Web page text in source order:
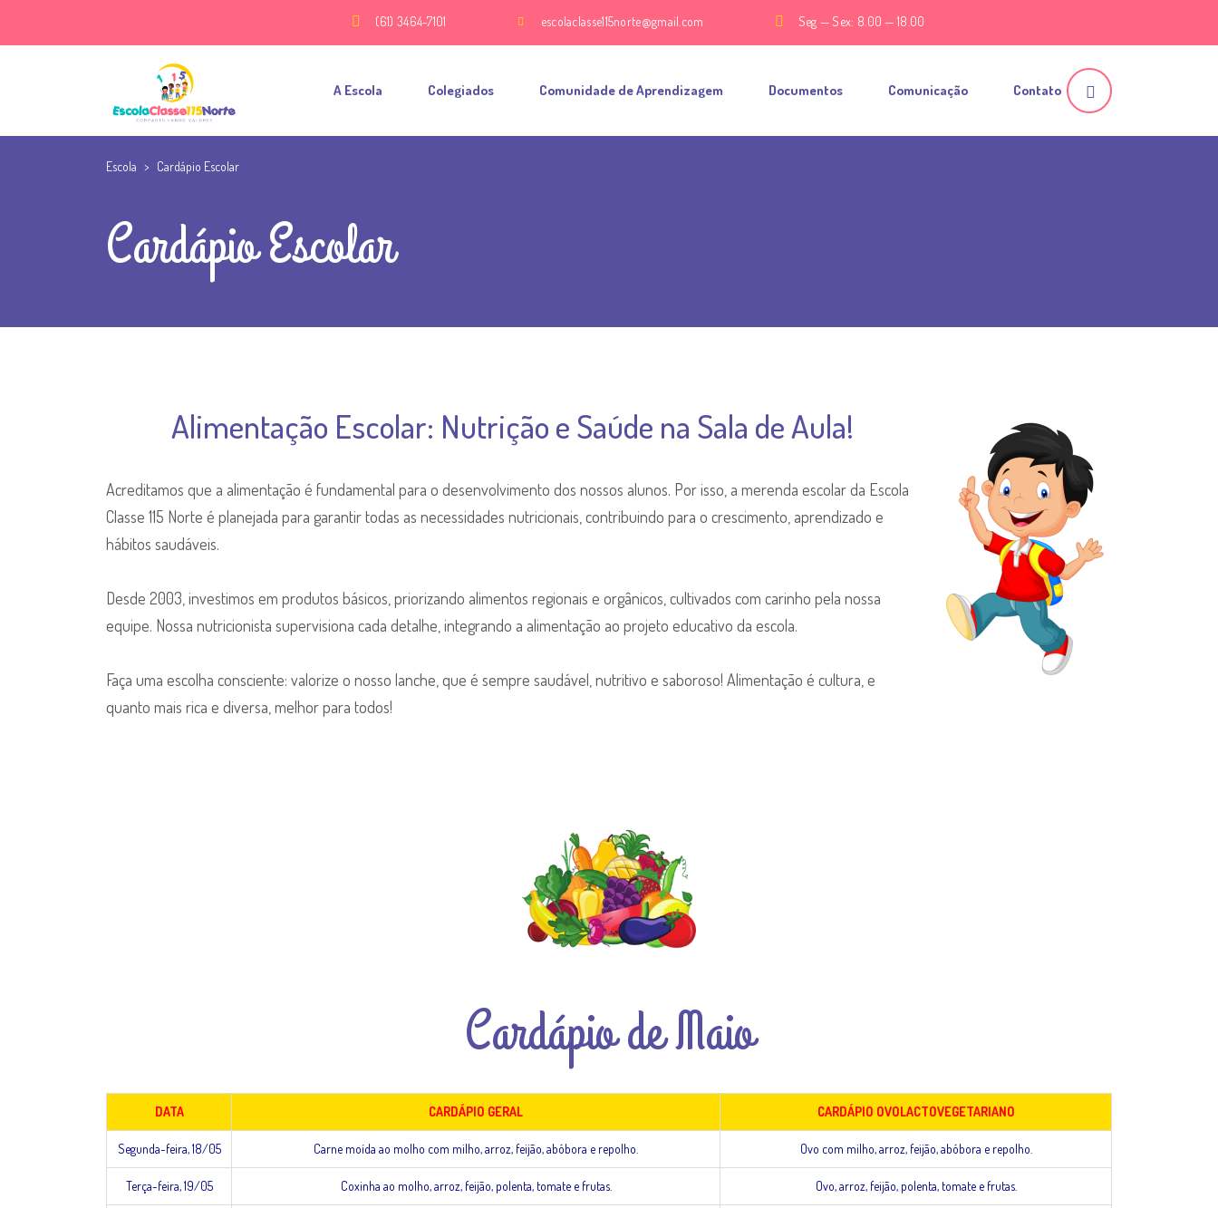
(61) 3464-7101 escolaclasse115norte@gmail.com Seg — Sex: 8.00 — 18.00
A Escola Colegiados Comunidade de Aprendizagem Documentos Comunicação Contato
Escola > Cardápio Escolar
Cardápio Escolar
Alimentação Escolar: Nutrição e Saúde na Sala de Aula!
Acreditamos que a alimentação é fundamental para o desenvolvimento dos nossos alunos. Por isso, a merenda escolar da Escola
Classe 115 Norte é planejada para garantir todas as necessidades nutricionais, contribuindo para o crescimento, aprendizado e
hábitos saudáveis.
Desde 2003, investimos em produtos básicos, priorizando alimentos regionais e orgânicos, cultivados com carinho pela nossa
equipe. Nossa nutricionista supervisiona cada detalhe, integrando a alimentação ao projeto educativo da escola.
Faça uma escolha consciente: valorize o nosso lanche, que é sempre saudável, nutritivo e saboroso! Alimentação é cultura, e
quanto mais rica e diversa, melhor para todos!
Cardápio de Maio
DATA CARDÁPIO GERAL CARDÁPIO OVOLACTOVEGETARIANO
Segunda-feira, 18/05 Carne moída ao molho com milho, arroz, feijão, abóbora e repolho. Ovo com milho, arroz, feijão, abóbora e repolho.
Terça-feira, 19/05 Coxinha ao molho, arroz, feijão, polenta, tomate e frutas. Ovo, arroz, feijão, polenta, tomate e frutas.